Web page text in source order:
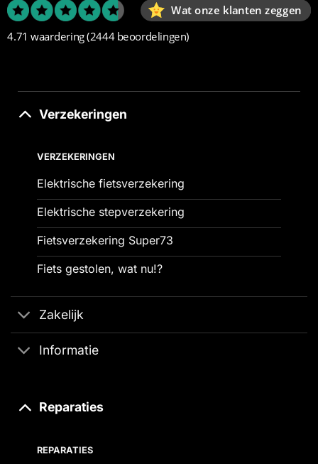
Wat onze klanten zeggen
4.71 waardering(2444 beoordelingen)
Verzekeringen
VERZEKERINGEN
Elektrische fietsverzekering
Elektrische stepverzekering
Fietsverzekering Super73
Fiets gestolen, wat nu!?
Zakelijk
Informatie
Reparaties
REPARATIES